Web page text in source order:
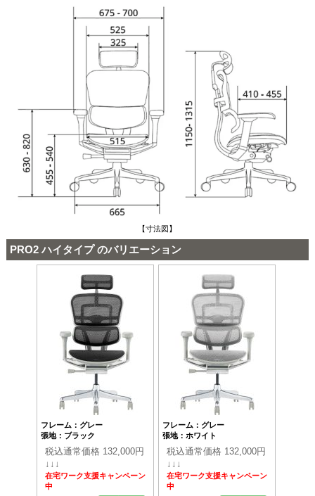
【寸法図】
PRO2 ハイタイプ のバリエーション
フレーム：グレー
張地：ブラック
税込通常価格 132,000円
↓↓↓
在宅ワーク支援キャンペーン
中
フレーム：グレー
張地：ホワイト
税込通常価格 132,000円
↓↓↓
在宅ワーク支援キャンペーン
中